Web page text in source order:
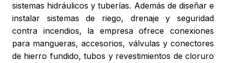
sistemas hidráulicos y tuberías. Además de diseñar e
instalar sistemas de riego, drenaje y seguridad
contra incendios, la empresa ofrece conexiones
para mangueras, accesorios, válvulas y conectores
de hierro fundido, tubos y revestimientos de cloruro